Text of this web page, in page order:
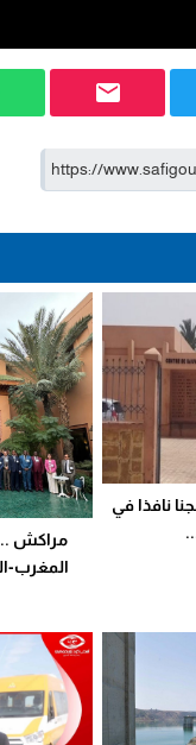
نافذا في
مراكش ..
المغرب-